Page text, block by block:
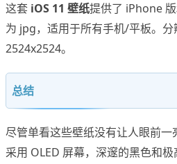
这套 iOS 11 壁纸提供了 iPhone
为 jpg，适用于所有手机/平板。
2524x2524。
总结
尽管单看这些壁纸没有让人眼前一
采用 OLED 屏幕，深邃的黑色和